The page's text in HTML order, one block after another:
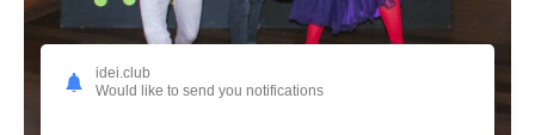
idei.club
Would like to send you notifications